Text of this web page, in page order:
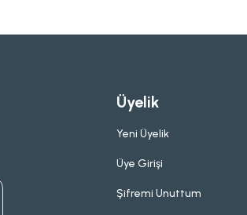
Üyelik
Yeni Üyelik
Üye Girişi
Şifremi Unuttum